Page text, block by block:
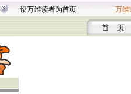
设万维读者为首页 万维
首 页